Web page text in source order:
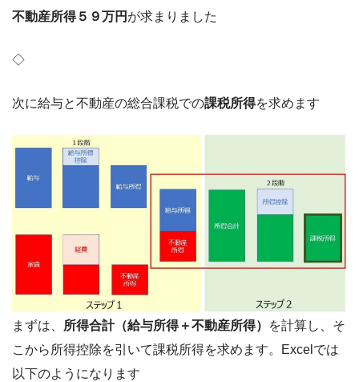
不動産所得５９万円 が求まりました
◇
次に給与と不動産の総合課税での課税所得を求めます
まずは、 所得合計（給与所得＋不動産所得）
を計算し、そ
こから所得控除を引いて課税所得を求めます。Excelでは
以下のようになります